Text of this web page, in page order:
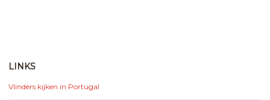
LINKS
Vlinders kijken in Portugal